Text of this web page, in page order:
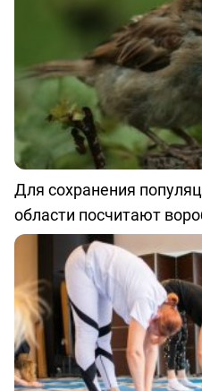
Для сохранения
области посчитают